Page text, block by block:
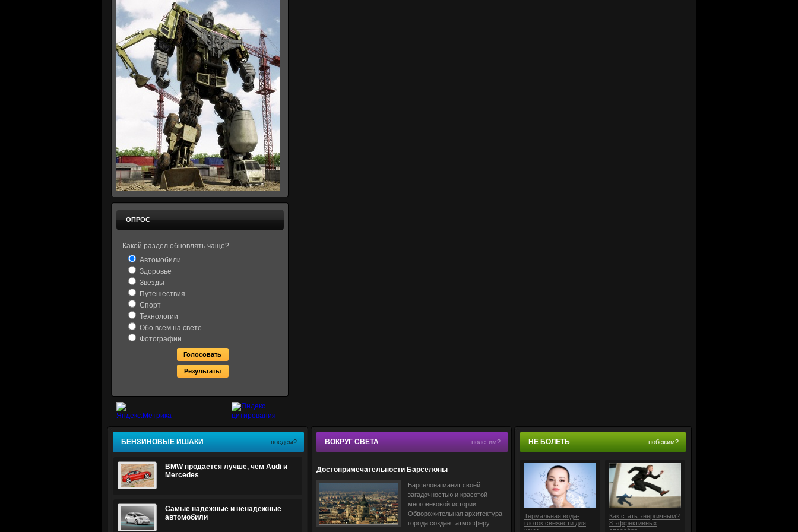
ОПРОС
Какой раздел обновлять чаще?
Автомобили
Здоровье
Звезды
Путешествия
Спорт
Технологии
Обо всем на свете
Фотографии
БЕНЗИНОВЫЕ ИШАКИ поедем?
BMW продается лучше, чем Audi и
Mercedes
Самые надежные и ненадежные
автомобили
ВОКРУГ СВЕТА полетим?
Достопримечательности Барселоны
Барселона манит своей
загадочностью и красотой
многовековой истории.
Обворожительная архитектура
города создаёт атмосферу
НЕ БОЛЕТЬ побежим?
Термальная вода-
глоток свежести для
кожи
Как стать энергичным?
8 эффективных
способов